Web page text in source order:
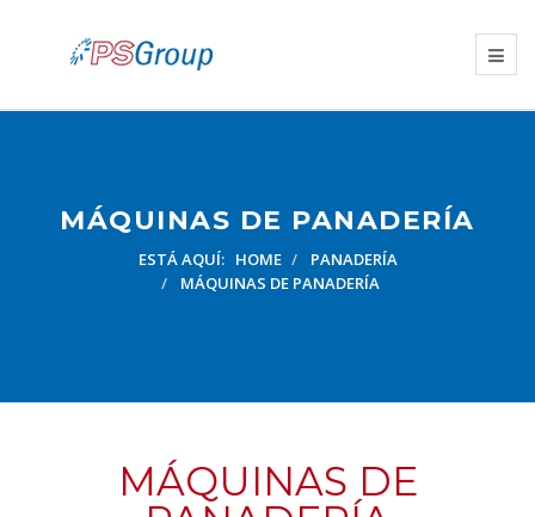
MÁQUINAS DE PANADERÍA
ESTÁ AQUÍ: HOME
PANADERÍA
MÁQUINAS DE PANADERÍA
MÁQUINAS DE